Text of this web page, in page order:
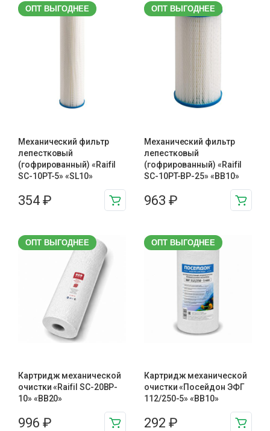
ОПТ ВЫГОДНЕЕ
Механический фильтр
лепестковый
(гофрированный) «Raifil
SC-10PT-5» «SL10»
354 ₽
ОПТ ВЫГОДНЕЕ
Механический фильтр
лепестковый
(гофрированный) «Raifil
SC-10PT-ВР-25» «BB10»
963 ₽
ОПТ ВЫГОДНЕЕ
Картридж механической
очистки «Raifil SC-20BP-
10» «BB20»
996 ₽
ОПТ ВЫГОДНЕЕ
Картридж механической
очистки «Посейдон ЭФГ
112/250-5» «ВВ10»
292 ₽